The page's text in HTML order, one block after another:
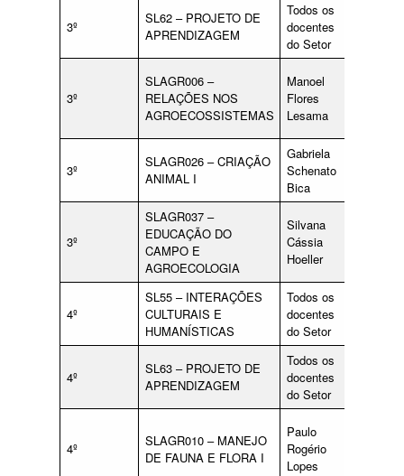
3º
SL62 – PROJETO DE
APRENDIZAGEM
Todos os
docentes
do Setor
3º
SLAGR006 –
RELAÇÕES NOS
AGROECOSSISTEMAS
Manoel
Flores
Lesama
3º
SLAGR026 – CRIAÇÃO
ANIMAL I
Gabriela
Schenato
Bica
3º
SLAGR037 –
EDUCAÇÃO DO
CAMPO E
AGROECOLOGIA
Silvana
Cássia
Hoeller
4º
SL55 – INTERAÇÕES
CULTURAIS E
HUMANÍSTICAS
Todos os
docentes
do Setor
4º
SL63 – PROJETO DE
APRENDIZAGEM
Todos os
docentes
do Setor
4º
SLAGR010 – MANEJO
DE FAUNA E FLORA I
Paulo
Rogério
Lopes